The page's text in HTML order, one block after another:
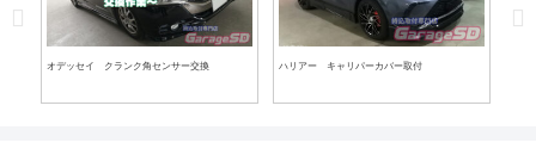
オデッセイ クランク角センサー交換 ハリアー キャリパーカバー取付